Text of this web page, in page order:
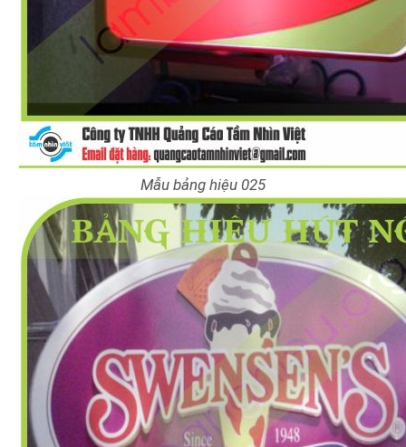
Mẫu bảng hiệu 025